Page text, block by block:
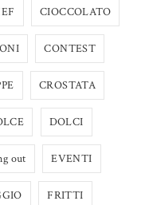
CIOCCOLATO
CONTEST
CROSTATA
DOLCI
out EVENTI
FRITTI